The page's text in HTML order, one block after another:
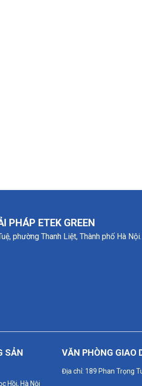
PHÁP ETEK GREEN
phường Thanh Liệt, Thành phố Hà Nội.
SẢN
Hồi, Hà Nội
VĂN PHÒNG GIAO
Địa chỉ: 189 Phan Trọng